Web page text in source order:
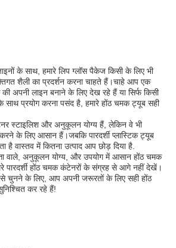
के साथ, हमारे लिप ग्लॉस पैकेज किसी के लिए भी
शैली का प्रदर्शन करना चाहते हैं।चाहे आप एक
की अपनी लाइन बनाने के लिए देख रहे हैं या सिर्फ किसी
साथ प्रयोग करना पसंद है, हमारे होंठ चमक ट्यूब सही
स्टाइलिश और अनुकूलन योग्य हैं, लेकिन वे भी
के लिए आसान हैं।जबकि पारदर्शी प्लास्टिक ट्यूब
वास्तव में कितना उत्पाद आप छोड़ दिया है.
वाले, अनुकूलन योग्य, और उपयोग में आसान होंठ चमक
पारदर्शी होंठ चमक कंटेनरों के संग्रह से आगे नहीं देखें।
से चुनने के लिए, आप अपनी जरूरतों के लिए सही होंठ
कर रहे हैं!